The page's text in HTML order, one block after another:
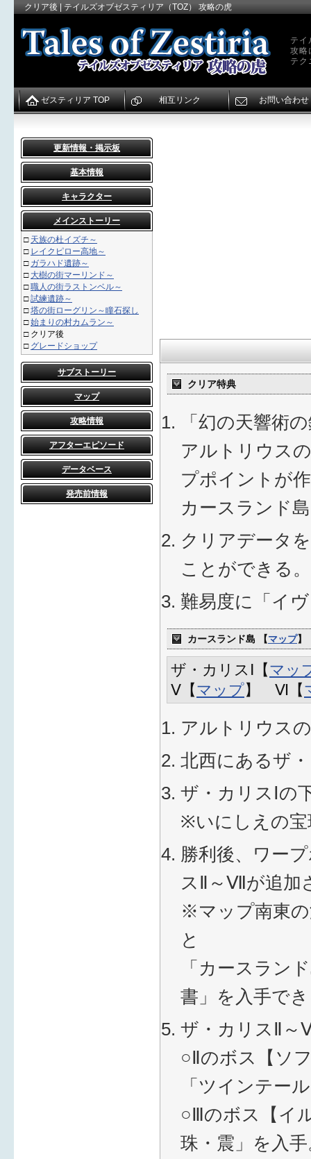
クリア後 | テイルズオブゼスティリア（TOZ） 攻略の虎
テイ
攻略
テク
更新情報・掲示板
基本情報
キャラクター
メインストーリー
□ 天族の杜イズチ～
□ レイクピロー高地～
□ ガラハド遺跡～
□ 大樹の街マーリンド～
□職人の街ラストンベル～
□試練遺跡～
□塔の街ローグリン～瞳石探し
□始まりの村カムラン～
□ クリア後
□ グレードショップ
サブストーリー
マップ
攻略情報
アフターエピソード
データベース
発売前情報
クリア特典
「幻の天響術
アルトリウス
プポイントが
カースランド
クリアデータ
ことができる。
難易度に「イ
カースランド島 【マップ】
ザ・カリスⅠ【マッ
Ⅴ【マップ】 Ⅵ【
アルトリウス
北西にあるザ
ザ・カリスⅠの
※いにしえの宝
勝利後、ワー
スⅡ～Ⅶが追加
※マップ南東
と
「カースラン
書」を入手で
ザ・カリスⅡ
○Ⅱのボス【ソ
「ツインテー
○Ⅲのボス【イ
珠・震」を入
ゼスティリア TOP 相互リンク お問い合わせ